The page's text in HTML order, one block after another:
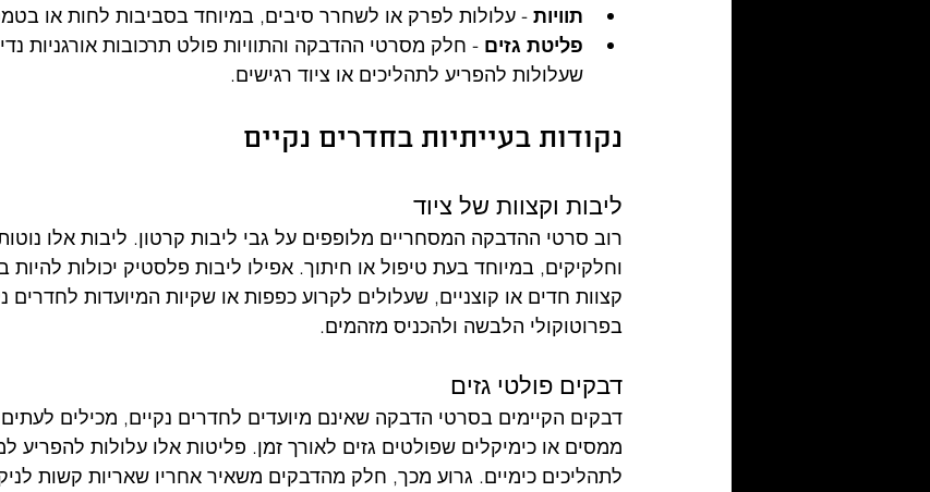
תוויות - עלולות לפרק או לשחרר סיבים, במיוחד בסביבות לחות או
פליטת גזים
שעלולות להפריע לתהליכים או ציוד רגישים.
נקודות בעייתיות בחדרים נקיים
ליבות וקצוות של ציוד
רוב סרטי ההדבקה המסחריים מלופפים על גבי ליבות קרטון. ליבות אלו
וחלקיקים, במיוחד בעת טיפול או חיתוך. אפילו ליבות פלסטיק יכולות להיות
קצוות חדים או קוצניים, שעלולים לקרוע כפפות או שקיות המיועדות לחדרים
בפרוטוקולי הלבשה ולהכניס מזהמים.
דבקים פולטי גזים
דבקים הקיימים בסרטי הדבקה שאינם מיועדים לחדרים נקיים, מכילים
ממסים או כימיקלים שפולטים גזים לאורך זמן. פליטות אלו עלולות להפריע
לתהליכים כימיים. גרוע מכך, חלק מהדבקים משאיר אחריו שאריות קשות